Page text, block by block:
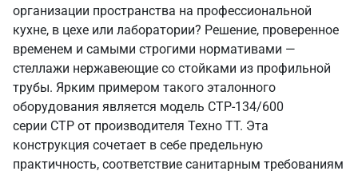
организации пространства на профессиональной
кухне, в цехе или лаборатории? Решение, проверенное
временем и самыми строгими нормативами —
стеллажи нержавеющие со стойками из профильной
трубы. Ярким примером такого эталонного
оборудования является модель СТР-134/600
серии СТР от производителя Техно ТТ. Эта
конструкция сочетает в себе предельную
практичность, соответствие санитарным требованиям